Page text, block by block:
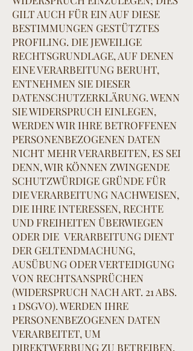
GILT AUCH FÜR EIN AUF DIESE
BESTIMMUNGEN GESTÜTZTES
PROFILING. DIE JEWEILIGE
RECHTSGRUNDLAGE, AUF DENEN
EINE VERARBEITUNG BERUHT,
ENTNEHMEN SIE DIESER
DATENSCHUTZERKLÄRUNG. WENN
SIE WIDERSPRUCH EINLEGEN,
WERDEN WIR IHRE BETROFFENEN
PERSONENBEZOGENEN DATEN
NICHT MEHR VERARBEITEN, ES SEI
DENN, WIR KÖNNEN ZWINGENDE
SCHUTZWÜRDIGE GRÜNDE FÜR
DIE VERARBEITUNG NACHWEISEN,
DIE IHRE INTERESSEN, RECHTE
UND FREIHEITEN ÜBERWIEGEN
ODER DIE VERARBEITUNG DIENT
DER GELTENDMACHUNG,
AUSÜBUNG ODER VERTEIDIGUNG
VON RECHTSANSPRÜCHEN
(WIDERSPRUCH NACH ART. 21 ABS.
1 DSGVO). WERDEN IHRE
PERSONENBEZOGENEN DATEN
VERARBEITET, UM
DIREKTWERBUNG ZU BETREIBEN,